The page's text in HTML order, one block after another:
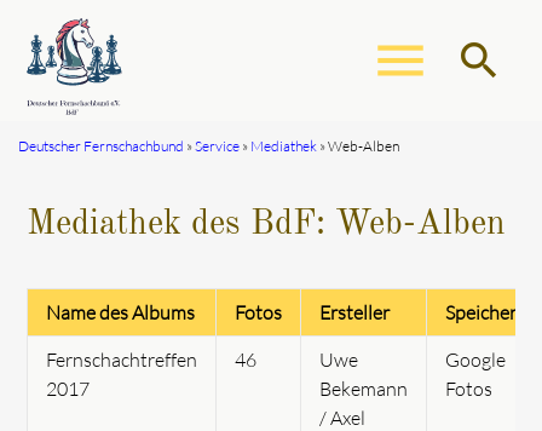
menu search
Deutscher Fernschachbund Service Mediathek Web-Alben
Mediathek des BdF: Web-Alben
Name des Albums Fotos Ersteller
Speicherort
Fernschachtreffen
2017
46
Uwe
Bekemann
/ Axel
Google
Fotos